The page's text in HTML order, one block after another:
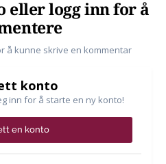
eller logg inn for å
å kunne skrive en kommentar
konto
inn for å starte en ny konto!
en konto